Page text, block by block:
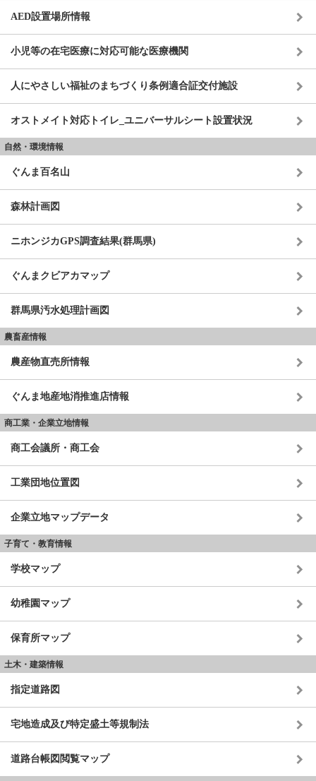
AED設置場所情報
小児等の在宅医療に対応可能な医療機関
人にやさしい福祉のまちづくり条例適合証交付施設
オストメイト対応トイレ_ユニバーサルシート設置状況
自然・環境情報
ぐんま百名山
森林計画図
ニホンジカGPS調査結果(群馬県)
ぐんまクビアカマップ
群馬県汚水処理計画図
農畜産情報
農産物直売所情報
ぐんま地産地消推進店情報
商工業・企業立地情報
商工会議所・商工会
工業団地位置図
企業立地マップデータ
子育て・教育情報
学校マップ
幼稚園マップ
保育所マップ
土木・建築情報
指定道路図
宅地造成及び特定盛土等規制法
道路台帳図閲覧マップ